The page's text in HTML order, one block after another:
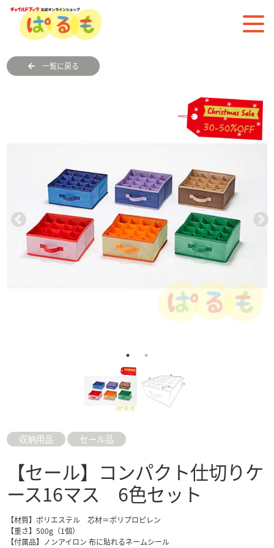
一覧に戻る
収納用品 セール品
【セール】コンパクト仕切りケ
ース16マス 6色セット
【材質】ポリエステル 芯材＝ポリプロピレン
【重さ】500g（1個）
【付属品】ノンアイロン 布に貼れるネームシール